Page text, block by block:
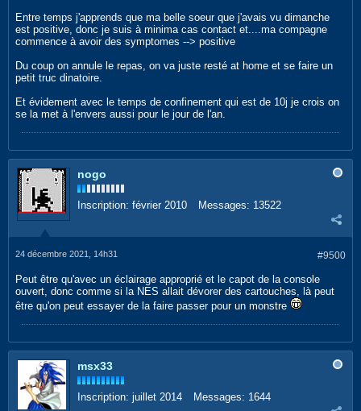
Entre temps j'apprends que ma belle soeur que j'avais vu dimanche
est positive, donc je suis à minima cas contact et....ma compagne
commence à avoir des symptomes --> positive
Du coup on annule le repas, on va juste resté at home et se faire un
petit truc dinatoire.
Et évidement avec le temps de confinement qui est de 10j je crois on
se la met à l'envers aussi pour le jour de l'an.
nogo
Inscription: février 2010 Messages: 13522
#9500
24 décembre 2021, 14h31
Peut être qu'avec un éclairage approprié et le capot de la console
ouvert, donc comme si la NES allait dévorer des cartouches, là peut
être qu'on peut essayer de la faire passer pour un monstre
msx33
Inscription: juillet 2014 Messages: 1644